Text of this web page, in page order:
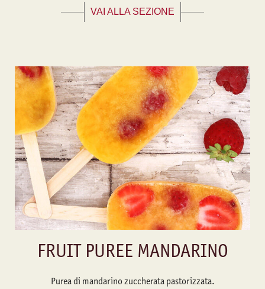
VAI ALLA SEZIONE
FRUIT PUREE MANDARINO
Purea di mandarino zuccherata pastorizzata.